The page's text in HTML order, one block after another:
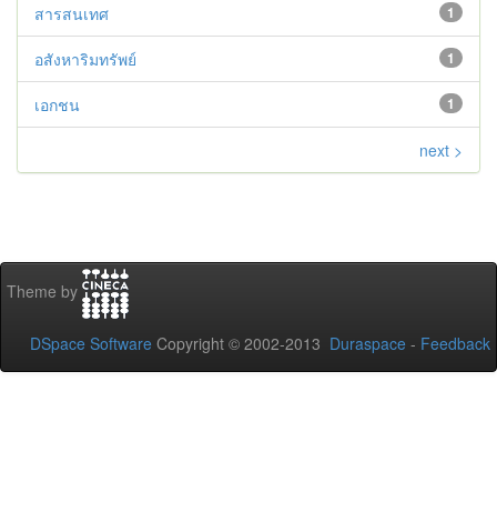
1
สารสนเทศ
1
อสังหาริมทรัพย์
1
เอกชน
next >
Theme by
DSpace Software Copyright © 2002-2013 Duraspace - Feedback